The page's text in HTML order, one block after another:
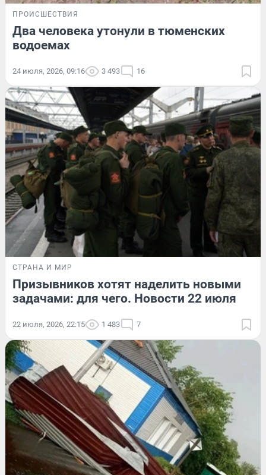
ПРОИСШЕСТВИЯ
Два человека утонули в тюменских
водоемах
24 июля, 2026, 09:16 3 493 16
СТРАНА И МИР
Призывников хотят наделить новыми
задачами: для чего. Новости 22 июля
22 июля, 2026, 22:15 1 483 7